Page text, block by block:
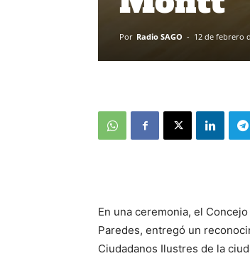
Por Radio SAGO - 12 de febrero
En una ceremonia, el
Paredes, entregó un
Ciudadanos Ilustres de la